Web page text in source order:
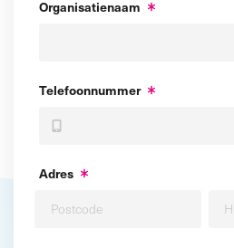
Organisatienaam
Telefoonnummer
Adres